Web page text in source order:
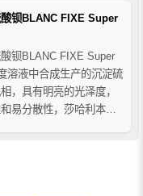
配方和塑料生产带来一
配方体系中可降低成
钡BLANC FIXE Super
钡BLANC FIXE Super
溶液中合成生产的沉淀硫
，具有明亮的光泽度，
易分散性，莎哈利本硫